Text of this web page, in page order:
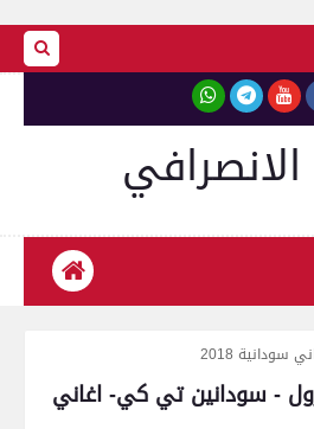
سودانية 2018
- سودانين تي كي- اغاني